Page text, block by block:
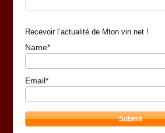
Recevoir l’actualité de Mton vin.net !
Name*
Email*